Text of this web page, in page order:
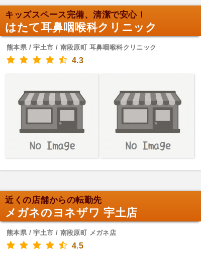
キッズスペース完備、清潔で安心！
はたて耳鼻咽喉科クリニック
熊本県 / 宇土市 / 南段原町 耳鼻咽喉科クリニック
4.3
近くの店舗からの転勤先
メガネのヨネザワ 宇土店
熊本県 / 宇土市 / 南段原町 メガネ店
4.5